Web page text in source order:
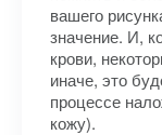
вашего
значение. И,
крови,
иначе, это
процессе
кожу).